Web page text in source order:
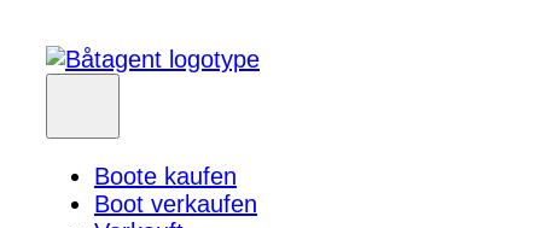
Boote kaufen
Boot verkaufen